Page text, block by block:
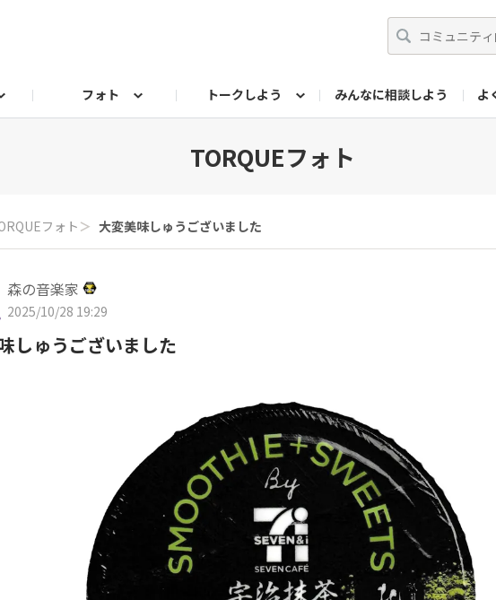
フォト トークしよう みんなに相談しよう よ
TORQUEフォト
フォト ＞ 大変美味しゅうございました
森の音楽家
2025/10/28 19:29
しゅうございました